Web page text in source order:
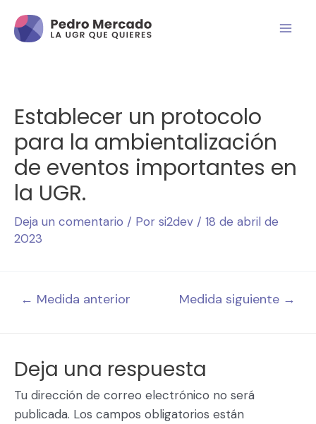
Establecer un protocolo
para la ambientalización
de eventos importantes en
la UGR.
Deja un comentario / Por si2dev / 18 de abril de
2023
← Medida anterior Medida siguiente →
Deja una respuesta
Tu dirección de correo electrónico no será
publicada. Los campos obligatorios están